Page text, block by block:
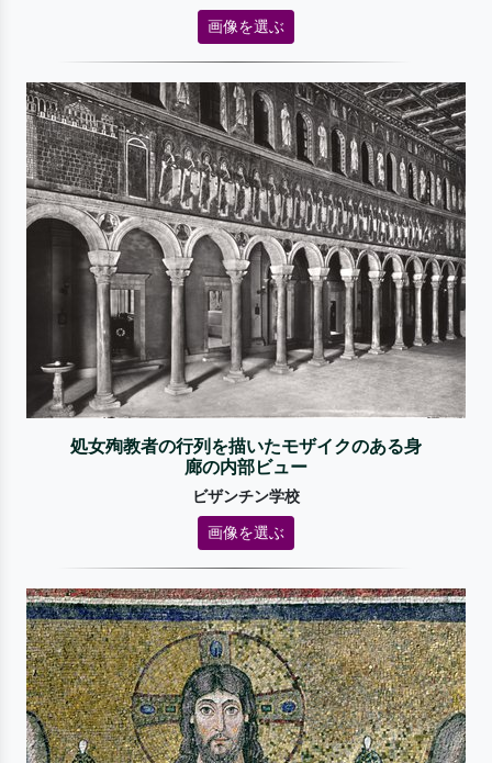
画像を選ぶ
処女殉教者の行列を描いたモザイクのある身
廊の内部ビュー
ビザンチン学校
画像を選ぶ